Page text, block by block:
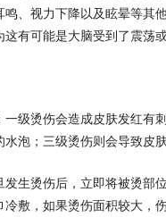
鸣、视力下降以及眩晕等其
有可能是大脑受到了震荡或
一级烫伤会造成皮肤发红有
泡；三级烫伤则会导致皮肤
发生烫伤后，立即将被烫部
冷敷，如果烫伤面积较大，